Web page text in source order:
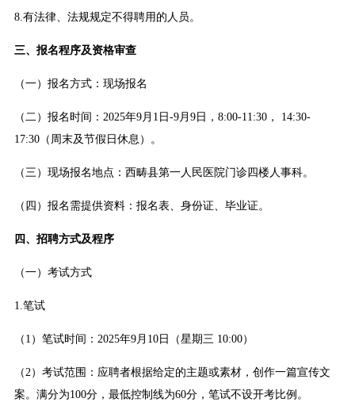
8.有法律、法规规定不得聘用的人员。
三、报名程序及资格审查
（一）报名方式：现场报名
（二）报名时间：2025年9月1日-9月9日，8:00-11:30， 14:30-
17:30（周末及节假日休息）。
（三）现场报名地点：西畴县第一人民医院门诊四楼人事科。
（四）报名需提供资料：报名表、身份证、毕业证。
四、招聘方式及程序
（一）考试方式
1.笔试
（1）笔试时间：2025年9月10日（星期三 10:00）
（2）考试范围：应聘者根据给定的主题或素材，创作一篇宣传文
案。满分为100分，最低控制线为60分，笔试不设开考比例。